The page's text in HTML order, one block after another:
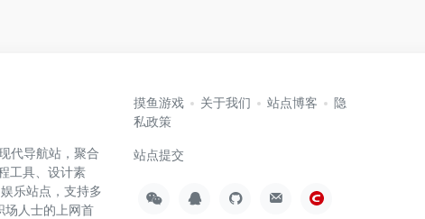
代导航站，聚合
工具、设计素
乐站点，支持多
场人士的上网首
摸鱼游戏 关于我们 站点博客
隐
私政策
站点提交